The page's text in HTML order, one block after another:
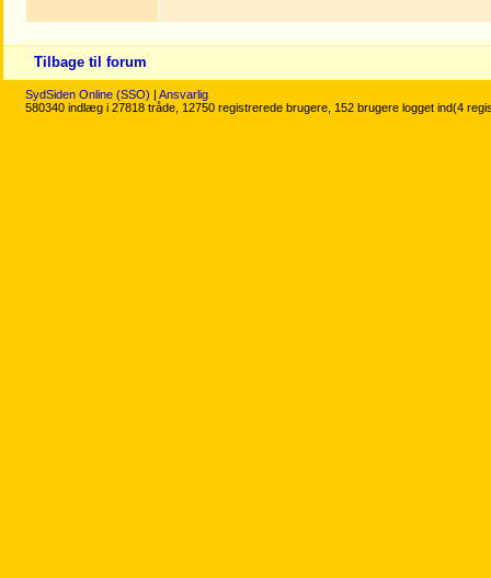
Tilbage til forum
SydSiden Online (SSO) | Ansvarlig
580340 indlæg i 27818 tråde, 12750 registrerede brugere, 152 brugere logget ind(4